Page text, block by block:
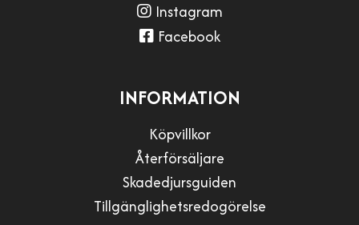
Instagram
Facebook
INFORMATION
Köpvillkor
Återförsäljare
Skadedjursguiden
Tillgänglighetsredogörelse